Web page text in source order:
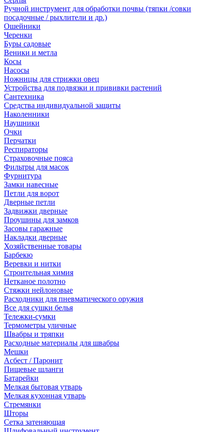
Ручной инструмент для обработки почвы (тяпки /совки
посадочные / рыхлители и др.)
Ошейники
Черенки
Буры садовые
Веники и метла
Косы
Насосы
Ножницы для стрижки овец
Устройства для подвязки и прививки растений
Сантехника
Средства индивидуальной защиты
Наколенники
Наушники
Очки
Перчатки
Респираторы
Страховочные пояса
Фильтры для масок
Фурнитура
Замки навесные
Петли для ворот
Дверные петли
Задвижки дверные
Проушины для замков
Засовы гаражные
Накладки дверные
Хозяйственные товары
Барбекю
Веревки и нитки
Строительная химия
Нетканое полотно
Стяжки нейлоновые
Расходники для пневматического оружия
Все для сушки белья
Тележки-сумки
Термометры уличные
Швабры и тряпки
Расходные материалы для швабры
Мешки
Асбест / Паронит
Пищевые шланги
Батарейки
Мелкая бытовая утварь
Мелкая кухонная утварь
Стремянки
Шторы
Сетка затеняющая